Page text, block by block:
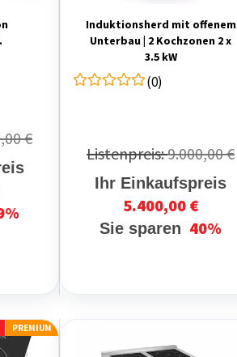
€
Induktionsherd mit offenem
Unterbau | 2 Kochzonen 2 x
3.5 kW
(0)
Listenpreis:9.000,00 €
Ihr Einkaufspreis
5.400,00 €
Sie sparen 40%
PREMIUM